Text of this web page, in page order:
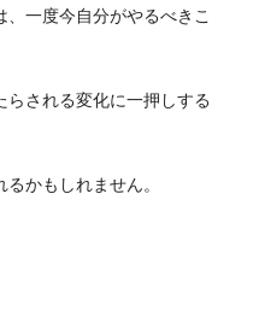
一度今自分がやるべきこ
される変化に一押しする
かもしれません。